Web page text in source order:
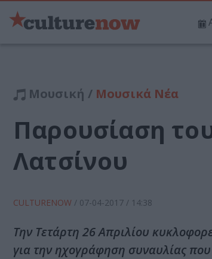
Μουσική / Μουσικά Νέα
Παρουσίαση
Λατσίνου
CULTURENOW / 07-04-2017 / 14:38
Την Τετάρτη 26 Απριλίου
για την ηχογράφηση συναυλίας